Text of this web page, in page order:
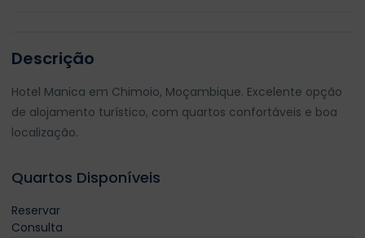
Descrição
Hotel Manica em Chimoio, Moçambique. Excelente opção
de alojamento turístico, com quartos confortáveis e boa
localização.
Quartos Disponíveis
Reservar
Consulta